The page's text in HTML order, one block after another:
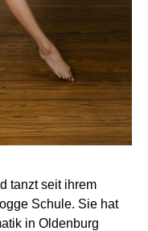
tanzt seit ihrem
Schule. Sie hat
in Oldenburg